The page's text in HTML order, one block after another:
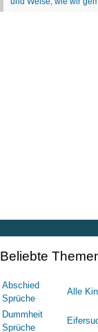
Beliebte
Abschied
Sprüche
Alle
Dummheit
Sprüche